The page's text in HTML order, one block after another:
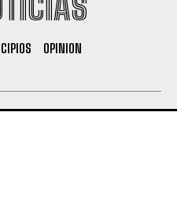
OPINION